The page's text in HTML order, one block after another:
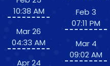
10:38 AM
Mar 26
04:33 AM
Apr 24
Feb 3
07:11 PM
Mar 4
09:02 AM